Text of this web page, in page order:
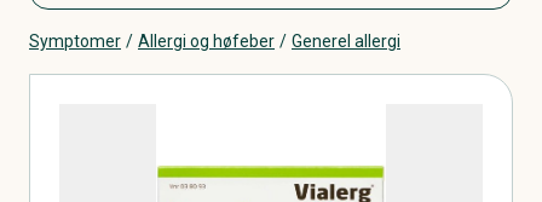
Symptomer / Allergi og høfeber / Generel allergi